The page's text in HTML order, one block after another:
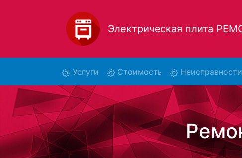
Электрическая плита
Услуги (current)Стоимость Неисправности